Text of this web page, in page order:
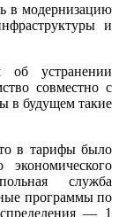
в модернизацию
и
об устранении
совместно с
в будущем такие
в тарифы было
служба
программы по
— 1